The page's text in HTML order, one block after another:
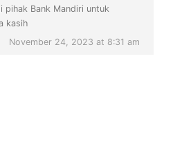
Bank Mandiri untuk
kasih
November 24, 2023 at 8:31 am